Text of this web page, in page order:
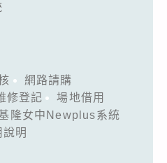
網路請購
修登記
場地借用
隆女中Newplus系統
明